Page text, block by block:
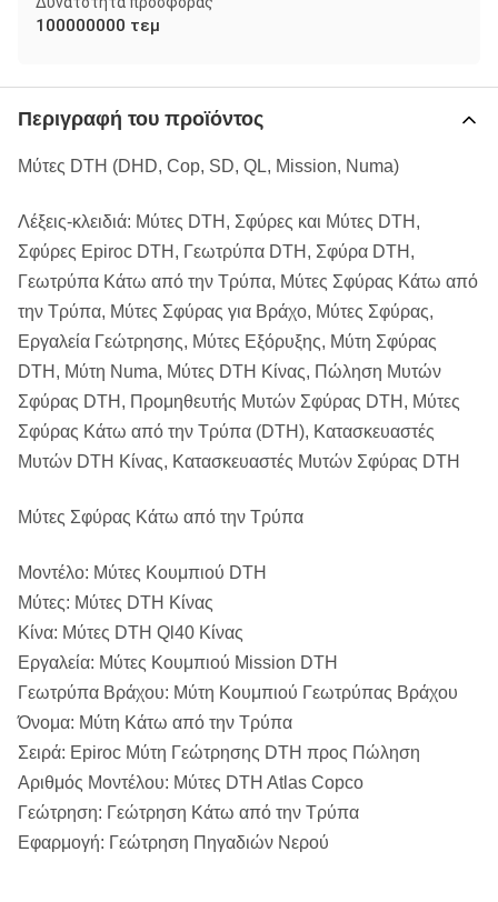
100000000 τεμ
Περιγραφή του προϊόντος
Μύτες DTH (DHD, Cop, SD, QL, Mission, Numa)
Λέξεις-κλειδιά: Μύτες DTH, Σφύρες και Μύτες DTH,
Σφύρες Epiroc DTH, Γεωτρύπα DTH, Σφύρα DTH,
Γεωτρύπα Κάτω από την Τρύπα, Μύτες Σφύρας Κάτω από
την Τρύπα, Μύτες Σφύρας για Βράχο, Μύτες Σφύρας,
Εργαλεία Γεώτρησης, Μύτες Εξόρυξης, Μύτη Σφύρας
DTH, Μύτη Numa, Μύτες DTH Κίνας, Πώληση Μυτών
Σφύρας DTH, Προμηθευτής Μυτών Σφύρας DTH, Μύτες
Σφύρας Κάτω από την Τρύπα (DTH), Κατασκευαστές
Μυτών DTH Κίνας, Κατασκευαστές Μυτών Σφύρας DTH
Μύτες Σφύρας Κάτω από την Τρύπα
Μοντέλο: Μύτες Κουμπιού DTH
Μύτες: Μύτες DTH Κίνας
Κίνα: Μύτες DTH Ql40 Κίνας
Εργαλεία: Μύτες Κουμπιού Mission DTH
Γεωτρύπα Βράχου: Μύτη Κουμπιού Γεωτρύπας Βράχου
Όνομα: Μύτη Κάτω από την Τρύπα
Σειρά: Epiroc Μύτη Γεώτρησης DTH προς Πώληση
Αριθμός Μοντέλου: Μύτες DTH Atlas Copco
Γεώτρηση: Γεώτρηση Κάτω από την Τρύπα
Εφαρμογή: Γεώτρηση Πηγαδιών Νερού